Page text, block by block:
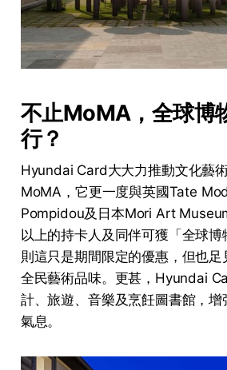
不止MoMA，全球博
行？
Hyundai Card大大力推動文化藝
MoMA，它更一度與英國Tate
Pompidou及日本Mori Art
以上的持卡人及同伴可獲「全球
則這只是期間限定的優惠，但也
全民藝術品味。更甚，Hyundai
計、旅遊、音樂及烹飪圖書館，
氣息。